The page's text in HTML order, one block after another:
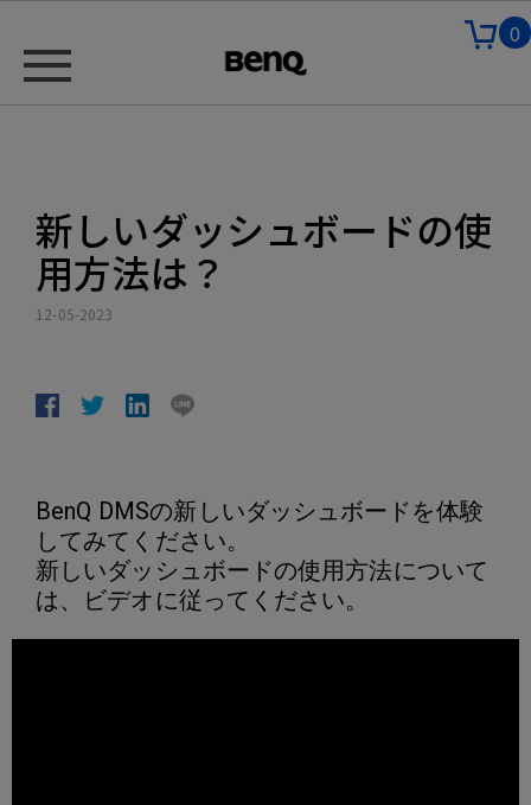
0
新しいダッシュボードの使
用方法は？
12-05-2023
BenQ DMSの新しいダッシュボードを体験
してみてください。
新しいダッシュボードの使用方法について
は、ビデオに従ってください。